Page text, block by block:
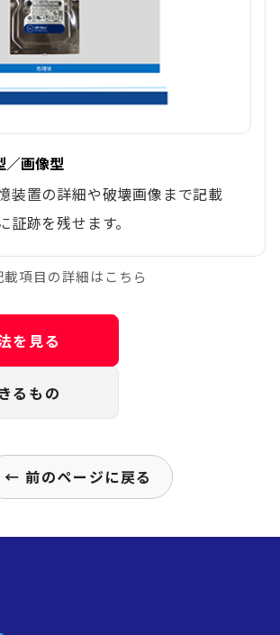
／画像型
装置の詳細や破壊画像まで記載
証跡を残せます。
項目の詳細はこちら
を見る
るもの
← 前のページに戻る